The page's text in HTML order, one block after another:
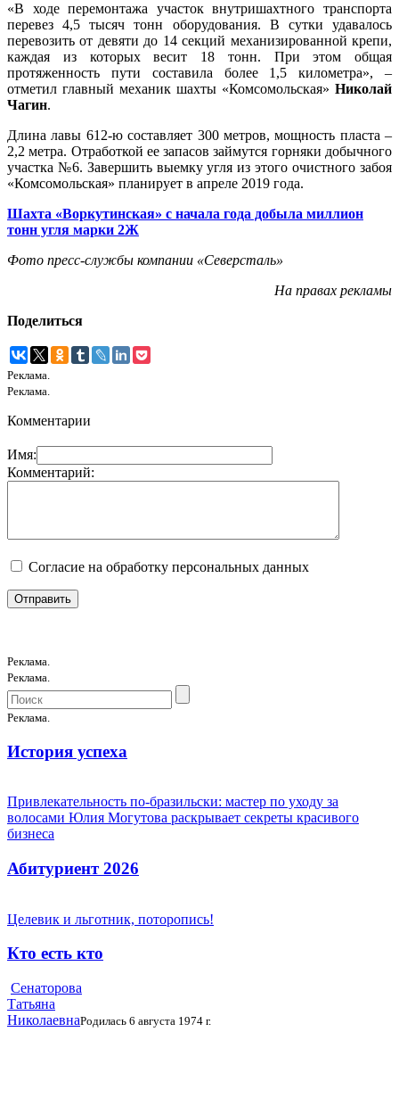
«В ходе перемонтажа участок внутришахтного транспорта
перевез 4,5 тысяч тонн оборудования. В сутки удавалось
перевозить от девяти до 14 секций механизированной крепи,
каждая из которых весит 18 тонн. При этом общая
протяженность пути составила более 1,5 километра», –
отметил главный механик шахты «Комсомольская» Николай
Чагин.
Длина лавы 612-ю составляет 300 метров, мощность пласта –
2,2 метра. Отработкой ее запасов займутся горняки добычного
участка №6. Завершить выемку угля из этого очистного забоя
«Комсомольская» планирует в апреле 2019 года.
Шахта «Воркутинская» с начала года добыла миллион
тонн угля марки 2Ж
Фото пресс-службы компании «Северсталь»
На правах рекламы
Поделиться
Реклама.
Реклама.
Комментарии
Имя:
Комментарий:
Согласие на обработку персональных данных
Реклама.
Реклама.
Реклама.
История успеха
Привлекательность по-бразильски: мастер по уходу за
волосами Юлия Могутова раскрывает секреты красивого
бизнеса
Абитуриент 2026
Целевик и льготник, поторопись!
Кто есть кто
Сенаторова
Татьяна
НиколаевнаРодилась 6 августа 1974 г.